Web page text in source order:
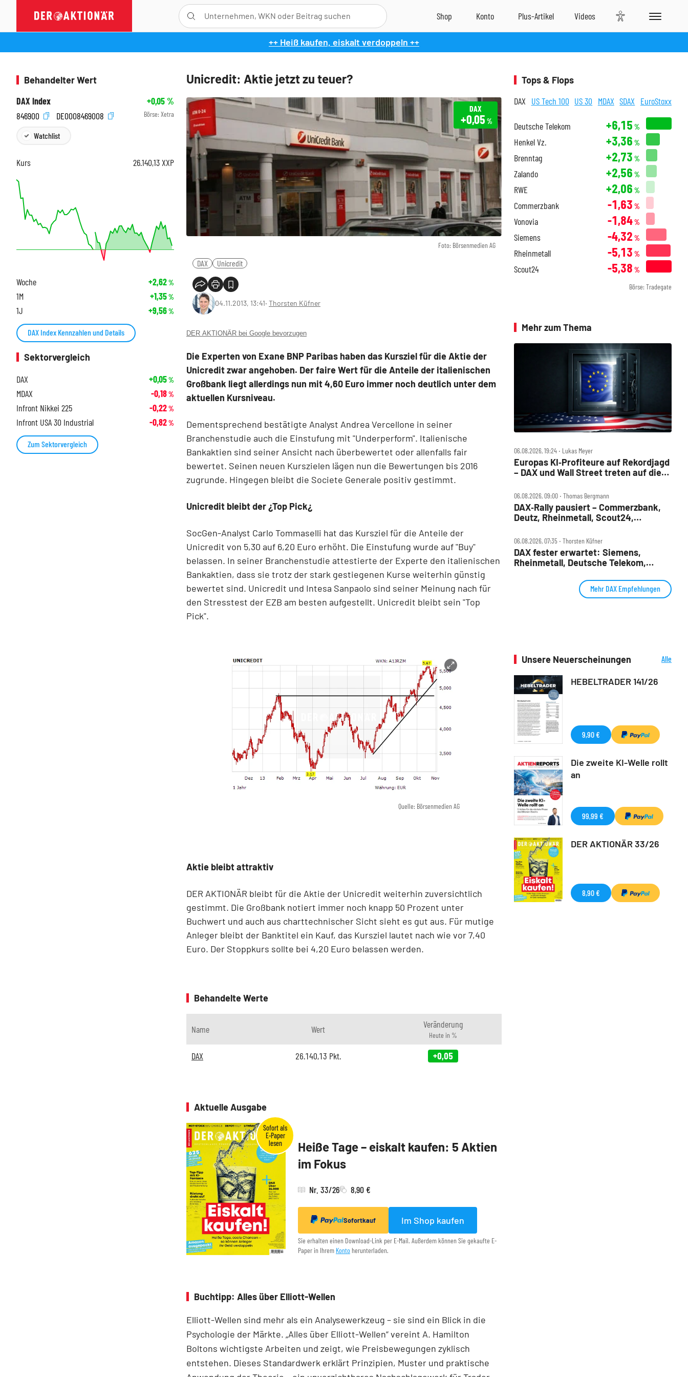
++ Heiß kaufen, eiskalt verdoppeln ++
Unicredit: Aktie jetzt zu teuer?
Foto: Börsenmedien AG
DAX
+0,05 %
DAX Unicredit
04.11.2013, 13:41‧ Thorsten Küfner
DER AKTIONÄR bei Google bevorzugen
Die Experten von Exane BNP Paribas haben das Kursziel für die Aktie der
Unicredit zwar angehoben. Der faire Wert für die Anteile der italienischen
Großbank liegt allerdings nun mit 4,60 Euro immer noch deutlich unter dem
aktuellen Kursniveau.
Dementsprechend bestätigte Analyst Andrea Vercellone in seiner
Branchenstudie auch die Einstufung mit "Underperform". Italienische
Bankaktien sind seiner Ansicht nach überbewertet oder allenfalls fair
bewertet. Seinen neuen Kurszielen lägen nun die Bewertungen bis 2016
zugrunde. Hingegen bleibt die Societe Generale positiv gestimmt.
Unicredit bleibt der ¿Top Pick¿
SocGen-Analyst Carlo Tommaselli hat das Kursziel für die Anteile der
Unicredit von 5,30 auf 6,20 Euro erhöht. Die Einstufung wurde auf "Buy"
belassen. In seiner Branchenstudie attestierte der Experte den italienischen
Bankaktien, dass sie trotz der stark gestiegenen Kurse weiterhin günstig
bewertet sind. Unicredit und Intesa Sanpaolo sind seiner Meinung nach für
den Stresstest der EZB am besten aufgestellt. Unicredit bleibt sein "Top
Pick".
Quelle: Börsenmedien AG
Aktie bleibt attraktiv
DER AKTIONÄR bleibt für die Aktie der Unicredit weiterhin zuversichtlich
gestimmt. Die Großbank notiert immer noch knapp 50 Prozent unter
Buchwert und auch aus charttechnischer Sicht sieht es gut aus. Für mutige
Anleger bleibt der Banktitel ein Kauf, das Kursziel lautet nach wie vor 7,40
Euro. Der Stoppkurs sollte bei 4,20 Euro belassen werden.
Behandelte Werte
Name Wert Veränderung
Heute in %
DAX 26.140,13 Pkt. +0,05
Aktuelle Ausgabe
Heiße Tage – eiskalt kaufen: 5 Aktien
im Fokus
Nr. 33/26 8,90 €
Sofortkauf Im Shop kaufen
Sie erhalten einen Download-Link per E-Mail. Außerdem können Sie gekaufte E-
Paper in Ihrem Konto herunterladen.
Buchtipp: Alles über Elliott-Wellen
Elliott-Wellen sind mehr als ein Analysewerkzeug – sie sind ein Blick in die
Psychologie der Märkte. „Alles über Elliott-Wellen“ vereint A. Hamilton
Boltons wichtigste Arbeiten und zeigt, wie Preisbewegungen zyklisch
entstehen. Dieses Standardwerk erklärt Prinzipien, Muster und praktische
Behandelter Wert
DAX Index
+0,05%
846900
DE0008469008 Börse: Xetra
Watchlist
Kurs 26.140,13XXP
Woche +2,62%
1M +1,35%
1J +9,56%
DAX Index Kennzahlen und Details
Sektorvergleich
DAX
+0,05%
MDAX -0,18%
Infront Nikkei 225 -0,22%
Infront USA 30 Industrial -0,82%
Zum Sektorvergleich
Tops & Flops
DAX US Tech 100 US 30 MDAX SDAX EuroStoxx
Deutsche Telekom +6,15 %
Henkel Vz. +3,36 %
Brenntag +2,73 %
Zalando +2,56 %
RWE +2,06 %
Commerzbank -1,63 %
Vonovia -1,84%
Siemens -4,32 %
Rheinmetall -5,13 %
Scout24 -5,38 %
Börse: Tradegate
Mehr zum Thema
06.08.2026, 19:24 ‧ Lukas Meyer
Europas KI‑Profiteure auf Rekordjagd
– DAX und Wall Street treten auf die
06.08.2026, 09:00 ‧ Thomas Bergmann
DAX‑Rally pausiert – Commerzbank,
Deutz, Rheinmetall, Scout24,
Check
06.08.2026, 07:35 ‧ Thorsten Küfner
DAX fester erwartet: Siemens,
Rheinmetall, Deutsche Telekom,
Mehr DAX Empfehlungen
Unsere Neuerscheinungen
Alle
HEBELTRADER 141/26
9,90 €
Die zweite KI-Welle rollt
an
99,99 €
DER AKTIONÄR 33/26
8,90 €